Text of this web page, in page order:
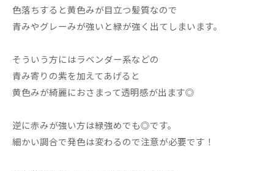
色落ちすると黄色みが目立つ髪質なので
青みやグレーみが強いと緑が強く出てしまいます。
そういう方にはラベンダー系などの
青み寄りの紫を加えてあげると
黄色みが綺麗におさまって透明感が出ます◎
逆に赤みが強い方は緑強めでも◎です。
細かい調合で発色は変わるので注意が必要です！